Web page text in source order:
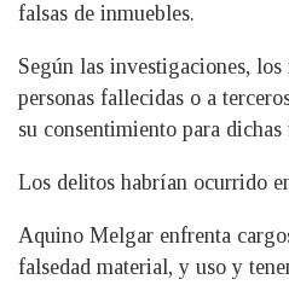
falsas de inmuebles.
Según las investigaciones,
personas fallecidas o a
su consentimiento para dichas
Los delitos habrían ocurrido
Aquino Melgar enfrenta
falsedad material, y uso y